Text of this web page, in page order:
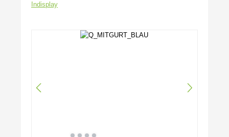
Indisplay
Bildergalerie überspringen